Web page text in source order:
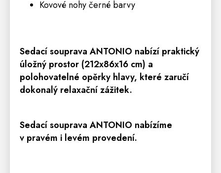
Kovové nohy černé barvy
Sedacísouprava ANTONIO nabízí praktický
úložný prostor (212x86x16 cm) a
polohovatelné opěrky hlavy, které zaručí
dokonalý relaxační zážitek.
Sedacísouprava ANTONIO nabízíme
v pravém i levém provedení.